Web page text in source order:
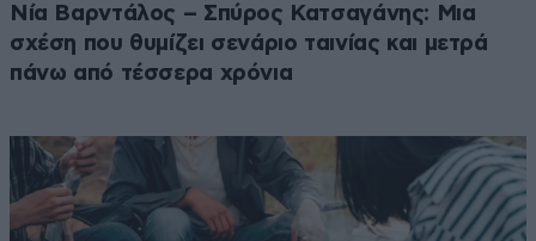
Νία Βαρντάλος – Σπύρος Κατσαγάνης: Μια
σχέση που θυμίζει σενάριο ταινίας και μετρά
πάνω από τέσσερα χρόνια